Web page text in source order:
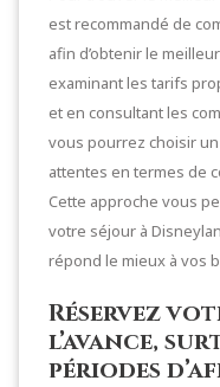
est recommandé de
afin d’obtenir le
examinant les tarifs
et en consultant les
vous pourrez choisir
attentes en termes de
Cette approche vous
votre séjour à
répond le mieux à vos
Réservez
l’avance,
périodes